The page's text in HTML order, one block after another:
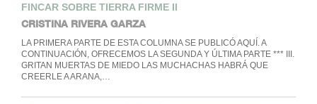
FINCAR SOBRE TIERRA FIRME II
CRISTINA RIVERA GARZA
LA PRIMERA PARTE DE ESTA COLUMNA SE PUBLICÓ AQUÍ. A
CONTINUACIÓN, OFRECEMOS LA SEGUNDA Y ÚLTIMA PARTE *** III.
GRITAN MUERTAS DE MIEDO LAS MUCHACHAS HABRÁ QUE
CREERLE A ARANA,…